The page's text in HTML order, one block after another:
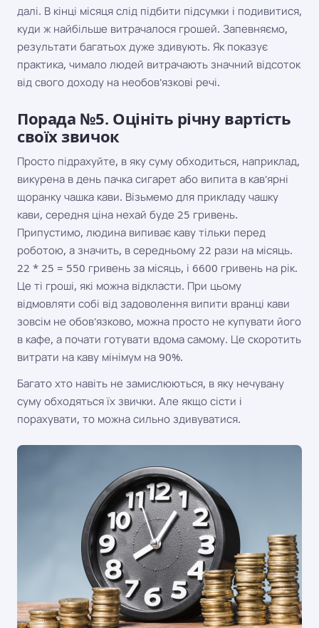
далі. В кінці місяця слід підбити підсумки і подивитися,
куди ж найбільше витрачалося грошей. Запевняємо,
результати багатьох дуже здивують. Як показує
практика, чимало людей витрачають значний відсоток
від свого доходу на необов'язкові речі.
Порада №5. Оцініть річну вартість
своїх звичок
Просто підрахуйте, в яку суму обходиться, наприклад,
викурена в день пачка сигарет або випита в кав'ярні
щоранку чашка кави. Візьмемо для прикладу чашку
кави, середня ціна нехай буде 25 гривень.
Припустимо, людина випиває каву тільки перед
роботою, а значить, в середньому 22 рази на місяць.
22 * 25 = 550 гривень за місяць, і 6600 гривень на рік.
Це ті гроші, які можна відкласти. При цьому
відмовляти собі від задоволення випити вранці кави
зовсім не обов'язково, можна просто не купувати його
в кафе, а почати готувати вдома самому. Це скоротить
витрати на каву мінімум на 90%.
Багато хто навіть не замислюються, в яку нечувану
суму обходяться їх звички. Але якщо сісти і
порахувати, то можна сильно здивуватися.